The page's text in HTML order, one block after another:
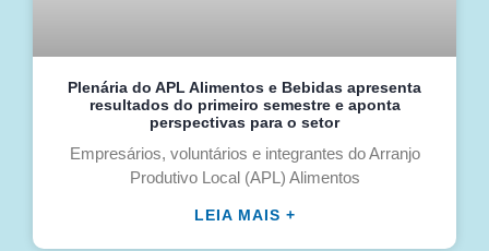
Plenária do APL Alimentos e Bebidas apresenta
resultados do primeiro semestre e aponta
perspectivas para o setor
Empresários, voluntários e integrantes do Arranjo
Produtivo Local (APL) Alimentos
LEIA MAIS +